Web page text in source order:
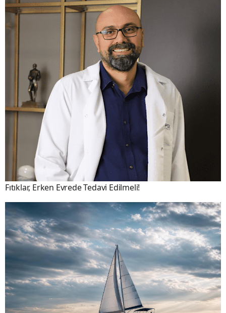
Fıtıklar, Erken Evrede Tedavi Edilmeli!